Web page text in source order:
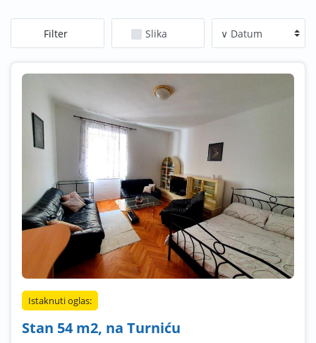
Filter Slika
Istaknuti oglas:
Stan 54 m2, na Turniću